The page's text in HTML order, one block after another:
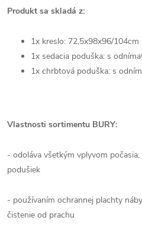
Produkt sa skladá z:
1x kreslo: 72,5x98x96/104cm
1x sedacia poduška: s
1x chrbtová poduška: s
Vlastnosti sortimentu BURY:
- odoláva všetkým vplyvom
podušiek
- používaním ochrannej plachty
čistenie od prachu